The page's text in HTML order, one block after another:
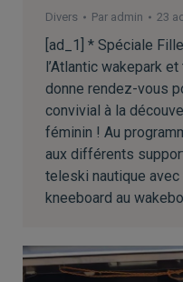
Divers Par admin 23
[ad_1] * Spéciale
l’Atlantic wakepark
donne rendez-vous
convivial à la
féminin ! Au
aux différents
teleski nautique
kneeboard au